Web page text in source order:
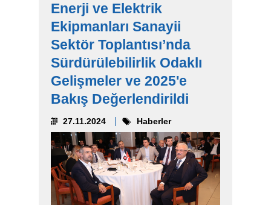
Enerji ve Elektrik
Ekipmanları Sanayii
Sektör Toplantısı’nda
Sürdürülebilirlik Odaklı
Gelişmeler ve 2025'e
Bakış Değerlendirildi
27.11.2024 Haberler